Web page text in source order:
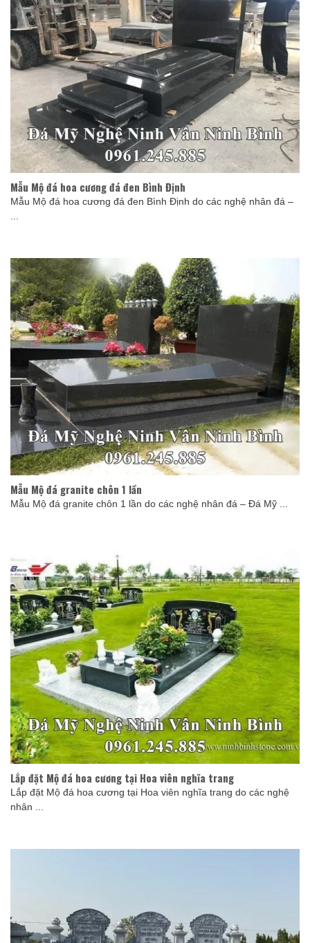
Mẫu Mộ đá hoa cương đá đen Bình Định
Mẫu Mộ đá hoa cương đá đen Bình Định do các nghệ nhân đá –
...
Mẫu Mộ đá granite chôn 1 lần
Mẫu Mộ đá granite chôn 1 lần do các nghệ nhân đá – Đá Mỹ ...
Lắp đặt Mộ đá hoa cương tại Hoa viên nghĩa trang
Lắp đặt Mộ đá hoa cương tại Hoa viên nghĩa trang do các nghệ
nhân ...